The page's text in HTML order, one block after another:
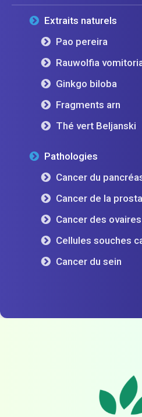
Extraits naturels
Pao pereira
Rauwolfia
Ginkgo biloba
Fragments arn
Thé vert Beljanski
Pathologies
Cancer du
Cancer de la
Cancer des ovaires
Cellules souches
Cancer du sein